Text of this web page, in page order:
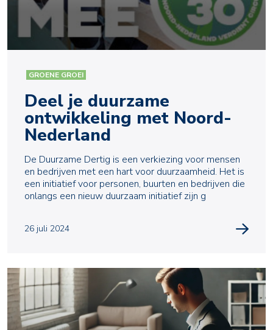
GROENE GROEI
Deel je duurzame
ontwikkeling met Noord-
Nederland
De Duurzame Dertig is een verkiezing voor mensen
en bedrijven met een hart voor duurzaamheid. Het is
een initiatief voor personen, buurten en bedrijven die
onlangs een nieuw duurzaam initiatief zijn g
26 juli 2024